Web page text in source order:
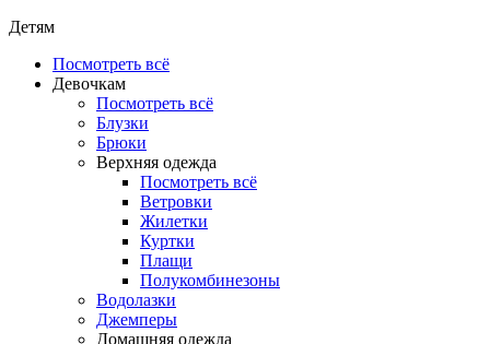
Детям
Посмотреть всё
Девочкам
Посмотреть всё
Блузки
Брюки
Верхняя одежда
Посмотреть всё
Ветровки
Жилетки
Куртки
Плащи
Полукомбинезоны
Водолазки
Джемперы
Домашняя одежда